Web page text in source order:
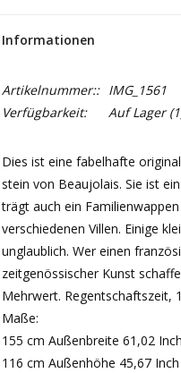
Informationen
Artikelnummer::
IMG_1561
Verfügbarkeit:
Auf Lager
Dies ist eine fabelhafte
stein von Beaujolais. Sie ist
trägt auch ein
verschiedenen Villen. Einige
unglaublich. Wer einen
zeitgenössischer Kunst
Mehrwert. Regentschaftszeit,
Maße:
155 cm Außenbreite 61,02 Inch
116 cm Außenhöhe 45,67 Inch